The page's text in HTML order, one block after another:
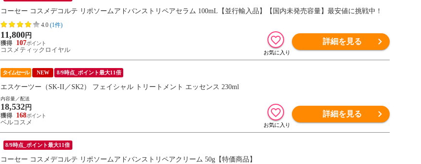
コーセー コスメデコルテ リポソームアドバンストリペアセラム 100mL【並行輸入品】【国内未発売容量】最安値に挑戦中！
4.0 (1件)
11,800 円
107
コスメティックロイヤル
詳細を見る
タイムセール NEW 8/9時点_ポイント最大11倍
エスケーツー（SK-II／SK2） フェイシャル トリートメント エッセンス 230ml
内容量／配送
18,532 円
168
ベルコスメ
詳細を見る
8/9時点_ポイント最大11倍
コーセー コスメデコルテ リポソームアドバンストリペアクリーム 50g【特価商品】